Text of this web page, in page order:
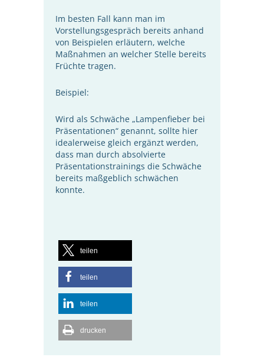
Im besten Fall kann man im
Vorstellungsgespräch bereits anhand
von Beispielen erläutern, welche
Maßnahmen an welcher Stelle bereits
Früchte tragen.
Beispiel:
Wird als Schwäche „Lampenfieber bei
Präsentationen“ genannt, sollte hier
idealerweise gleich ergänzt werden,
dass man durch absolvierte
Präsentationstrainings die Schwäche
bereits maßgeblich schwächen
konnte.
teilen
teilen
teilen
drucken